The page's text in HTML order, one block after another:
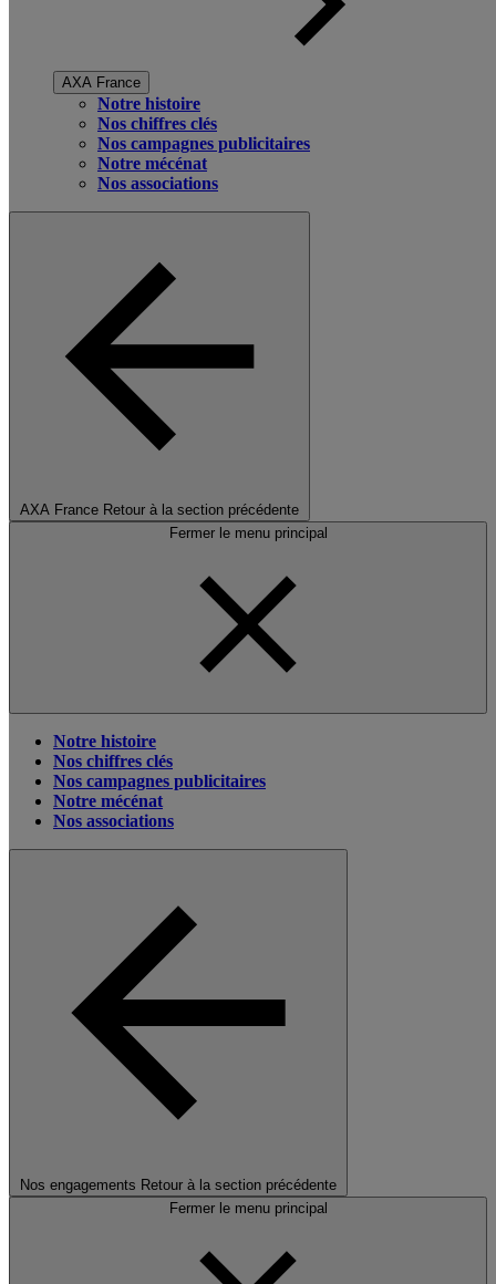
AXA France
Notre histoire
Nos chiffres clés
Nos campagnes publicitaires
Notre mécénat
Nos associations
AXA France Retour à la section précédente
Fermer le menu principal
Notre histoire
Nos chiffres clés
Nos campagnes publicitaires
Notre mécénat
Nos associations
Nos engagements Retour à la section précédente
Fermer le menu principal